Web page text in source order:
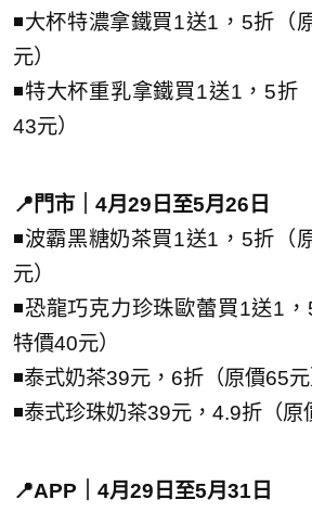
◾大杯特濃拿鐵買1送1，5折（
元）
◾特大杯重乳拿鐵買1送1，5折
43元）
📍門市｜4月29日至5月26日
◾波霸黑糖奶茶買1送1，5折（
元）
◾恐龍巧克力珍珠歐蕾買1送1
特價40元）
◾泰式奶茶39元，6折（原價65元
◾泰式珍珠奶茶39元，4.9折（原
📍APP｜4月29日至5月31日